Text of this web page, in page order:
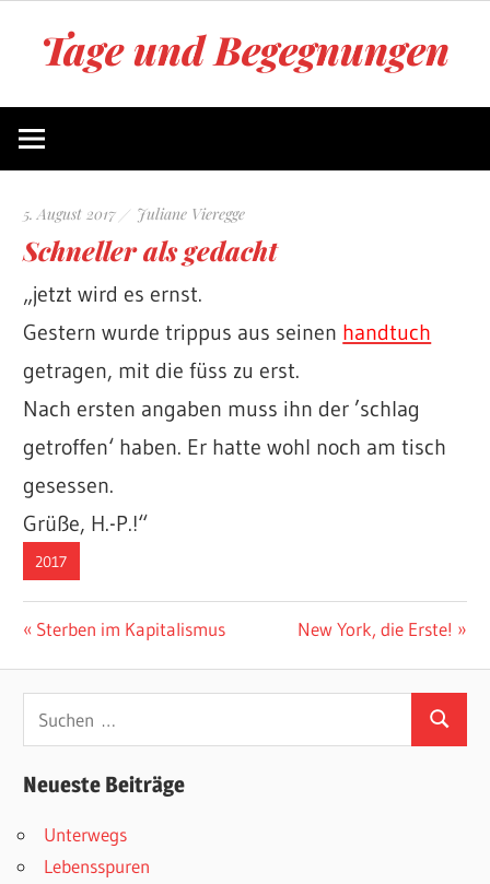
Tage und Begegnungen
von
5. August 2017 Juliane Vieregge
Schneller als gedacht
„jetzt wird es ernst.
Gestern wurde trippus aus seinen handtuch
getragen, mit die füss zu erst.
Nach ersten angaben muss ihn der ’schlag
getroffen‘ haben. Er hatte wohl noch am tisch
gesessen.
Grüße, H.-P.!“
2017
Beitragsnavigation
Vorheriger
Sterben im Kapitalismus
Nächster
New York, die Erste!
Suchen
Neueste Beiträge
Unterwegs
Lebensspuren